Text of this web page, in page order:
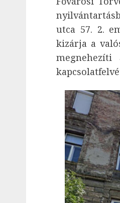
utca 57. 2.
kizárja a